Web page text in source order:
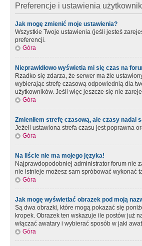
Preferencje i ustawienia
Jak mogę zmienić moje ustawienia?
Wszystkie Twoje ustawienia (jeśli jesteś
preferencji.
Góra
Nieprawidłowo wyświetla mi się czas na
Rzadko się zdarza, że serwer ma źle
wybierając strefę czasową odpowiednią dla
użytkowników. Jeśli więc jeszcze się nie
Góra
Zmieniłem strefę czasową, ale czasy nadal
Jeżeli ustawiona strefa czasu jest poprawna
Góra
Na liście nie ma mojego języka!
Najprawdopodobniej administrator forum nie
nie istnieje możesz sam spróbować wykonać
Góra
Jak mogę wyświetlać obrazek pod moją
Są dwa obrazki, które mogą pokazać się
kropek. Obrazek ten wskazuje ile postów już
włączać awatary i wybierać sposób w jaki
Góra